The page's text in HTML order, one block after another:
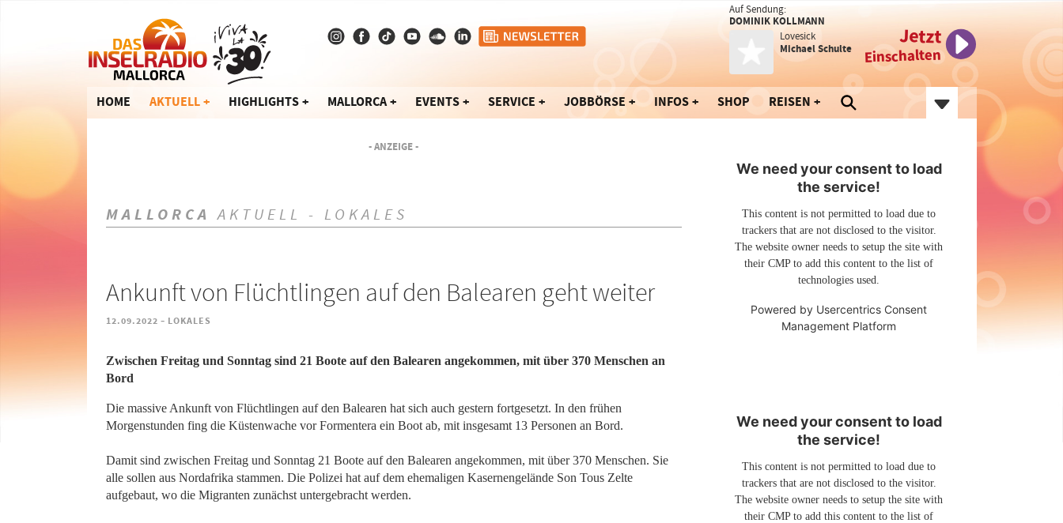
Auf Sendung:
DOMINIK KOLLMANN
Lovesick
Michael Schulte
Jetzt
Einschalten
HOME AKTUELL HIGHLIGHTS MALLORCA EVENTS SERVICE JOBBÖRSE INFOS SHOP REISEN
- ANZEIGE -
MALLORCA AKTUELL - LOKALES
Ankunft von Flüchtlingen auf den Balearen geht weiter
12.09.2022 - LOKALES
Zwischen Freitag und Sonntag sind 21 Boote auf den Balearen angekommen, mit über 370 Menschen an
Bord
Die massive Ankunft von Flüchtlingen auf den Balearen hat sich auch gestern fortgesetzt. In den frühen
Morgenstunden fing die Küstenwache vor Formentera ein Boot ab, mit insgesamt 13 Personen an Bord.
Damit sind zwischen Freitag und Sonntag 21 Boote auf den Balearen angekommen, mit über 370 Menschen. Sie
alle sollen aus Nordafrika stammen. Die Polizei hat auf dem ehemaligen Kasernengelände Son Tous Zelte
aufgebaut, wo die Migranten zunächst untergebracht werden.
We need your consent to load
the service!
This content is not permitted to load due to
trackers that are not disclosed to the visitor.
The website owner needs to setup the site with
their CMP to add this content to the list of
technologies used.
Powered by Usercentrics Consent
Management Platform
We need your consent to load
the service!
This content is not permitted to load due to
trackers that are not disclosed to the visitor.
The website owner needs to setup the site with
their CMP to add this content to the list of